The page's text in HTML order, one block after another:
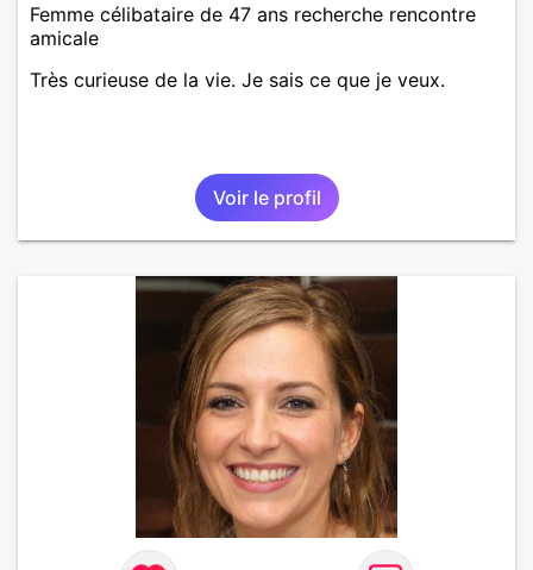
Femme célibataire de 47 ans recherche rencontre
amicale
Très curieuse de la vie. Je sais ce que je veux.
Voir le profil